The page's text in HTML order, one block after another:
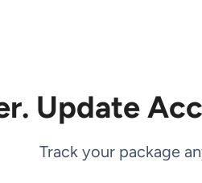
Update
Track your package